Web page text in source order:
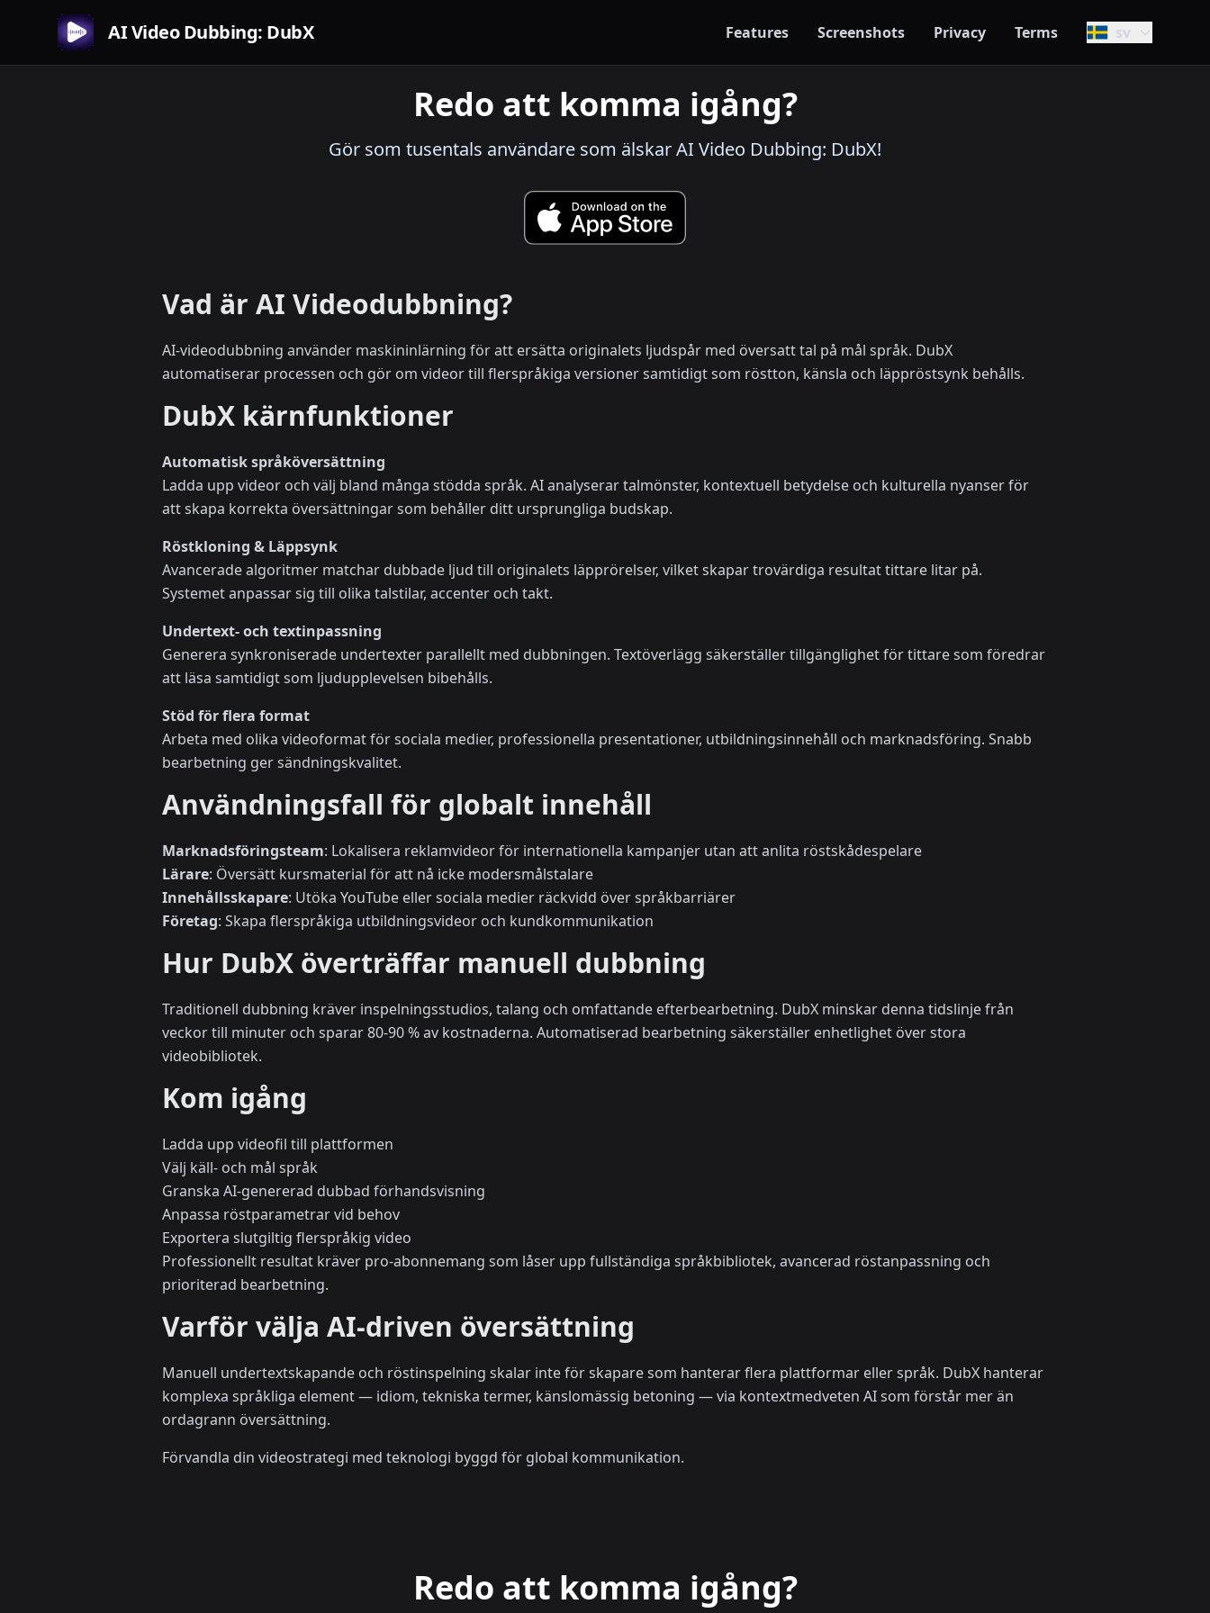
AI Video Dubbing: DubX Features Screenshots Privacy Terms sv
Redo att komma igång?
Gör som tusentals användare som älskar AI Video Dubbing: DubX!
Vad är AI Videodubbning?
AI-videodubbning använder maskininlärning för att ersätta originalets ljudspår med översatt tal på mål språk. DubX
automatiserar processen och gör om videor till flerspråkiga versioner samtidigt som röstton, känsla och läppröstsynk behålls.
DubX kärnfunktioner
Automatisk språköversättning
Ladda upp videor och välj bland många stödda språk. AI analyserar talmönster, kontextuell betydelse och kulturella nyanser för
att skapa korrekta översättningar som behåller ditt ursprungliga budskap.
Röstkloning & Läppsynk
Avancerade algoritmer matchar dubbade ljud till originalets läpprörelser, vilket skapar trovärdiga resultat tittare litar på.
Systemet anpassar sig till olika talstilar, accenter och takt.
Undertext- och textinpassning
Generera synkroniserade undertexter parallellt med dubbningen. Textöverlägg säkerställer tillgänglighet för tittare som föredrar
att läsa samtidigt som ljudupplevelsen bibehålls.
Stöd för flera format
Arbeta med olika videoformat för sociala medier, professionella presentationer, utbildningsinnehåll och marknadsföring. Snabb
bearbetning ger sändningskvalitet.
Användningsfall för globalt innehåll
Marknadsföringsteam: Lokalisera reklamvideor för internationella kampanjer utan att anlita röstskådespelare
Lärare: Översätt kursmaterial för att nå icke modersmålstalare
Innehållsskapare: Utöka YouTube eller sociala medier räckvidd över språkbarriärer
Företag: Skapa flerspråkiga utbildningsvideor och kundkommunikation
Hur DubX överträffar manuell dubbning
Traditionell dubbning kräver inspelningsstudios, talang och omfattande efterbearbetning. DubX minskar denna tidslinje från
veckor till minuter och sparar 80-90 % av kostnaderna. Automatiserad bearbetning säkerställer enhetlighet över stora
videobibliotek.
Kom igång
Ladda upp videofil till plattformen
Välj käll- och mål språk
Granska AI-genererad dubbad förhandsvisning
Anpassa röstparametrar vid behov
Exportera slutgiltig flerspråkig video
Professionellt resultat kräver pro-abonnemang som låser upp fullständiga språkbibliotek, avancerad röstanpassning och
prioriterad bearbetning.
Varför välja AI-driven översättning
Manuell undertextskapande och röstinspelning skalar inte för skapare som hanterar flera plattformar eller språk. DubX hanterar
komplexa språkliga element — idiom, tekniska termer, känslomässig betoning — via kontextmedveten AI som förstår mer än
ordagrann översättning.
Förvandla din videostrategi med teknologi byggd för global kommunikation.
Redo att komma igång?